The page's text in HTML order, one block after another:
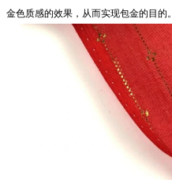
金色质感的效果，从而实现包金的目的。